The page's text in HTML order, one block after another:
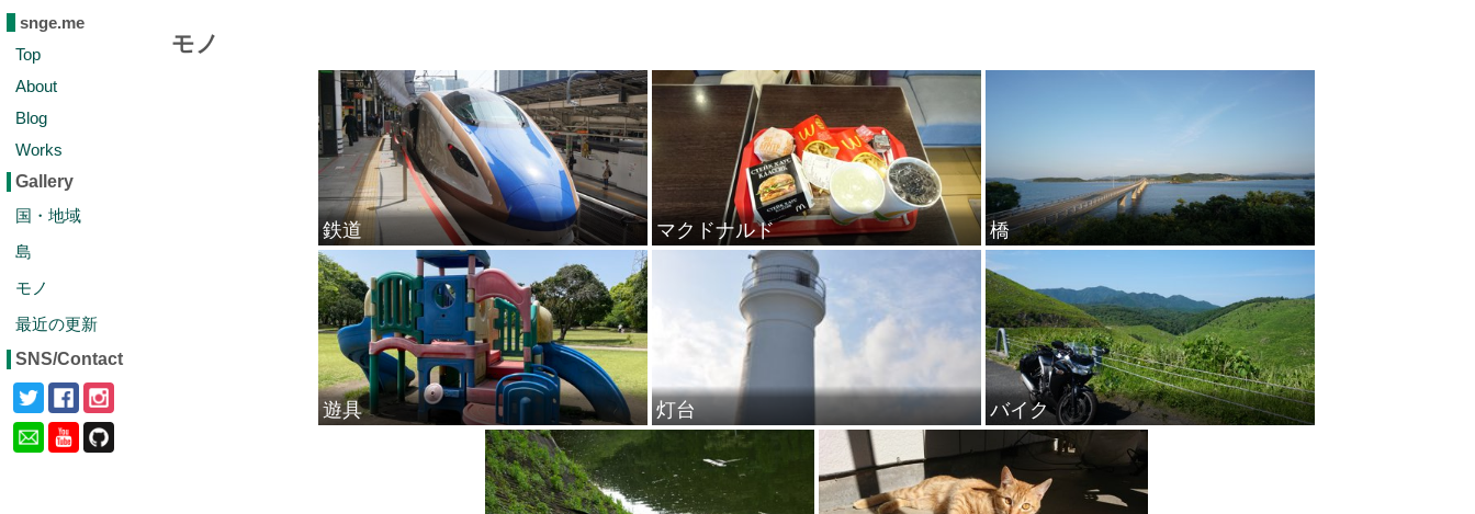
snge.me
Top
About
Blog
Works
Gallery
国・地域
島
モノ
最近の更新
SNS/Contact
モノ
鉄道 マクドナルド 橋
遊具 灯台 バイク